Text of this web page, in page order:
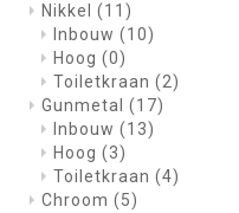
Nikkel (11)
Inbouw (10)
Hoog (0)
Toiletkraan (2)
Gunmetal (17)
Inbouw (13)
Hoog (3)
Toiletkraan (4)
Chroom (5)